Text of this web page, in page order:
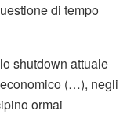
di tempo
shutdown attuale
(…), negli
ormai